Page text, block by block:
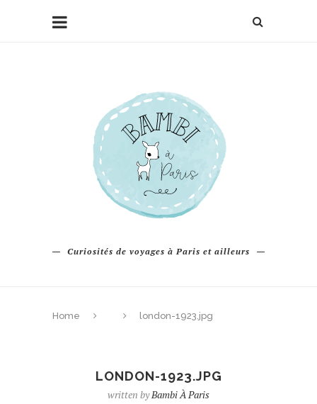
Curiosités de voyages à Paris et ailleurs
Home london-1923.jpg
LONDON-1923.JPG
written byBambi À Paris